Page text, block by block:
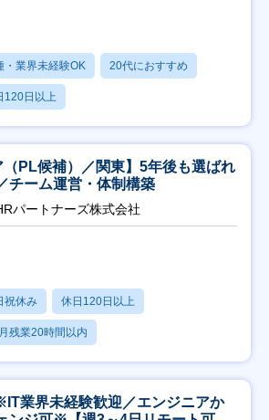
・業界未経験OK 20代におすすめ
120日以上
（PL候補）／関東】5年後も選ばれ
チーム運営・体制構築
パートナーズ株式会社
祝休み 休日120日以上
月残業20時間以内
業界未経験歓迎／エンジニアか